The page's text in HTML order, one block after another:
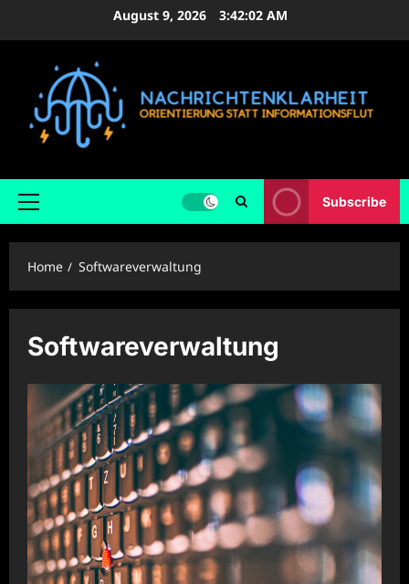
August 9, 2026 3:42:03 AM
Primary
Subscribe
Home Softwareverwaltung
Softwareverwaltung